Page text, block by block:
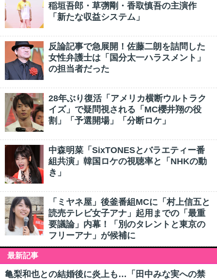
稲垣吾郎・草彅剛・香取慎吾の主演作
「新たな収益システム」
反論記事で急展開！佐藤二朗を詰問した
女性弁護士は「国分太一ハラスメント」
の担当者だった
28年ぶり復活「アメリカ横断ウルトラク
イズ」で疑問視される「MC櫻井翔の役
割」「予選開場」「分断ロケ」
中森明菜「SixTONESとバラエティー番
組共演」韓国ロケの視聴率と「NHKの動
き」
「ミヤネ屋」後釜番組MCに「村上信五と
読売テレビ女子アナ」起用までの「最重
要議論」内幕！「別のタレントと東京の
フリーアナ」が候補に
最新記事
亀梨和也との結婚後に炎上も…「田中みな実への禁